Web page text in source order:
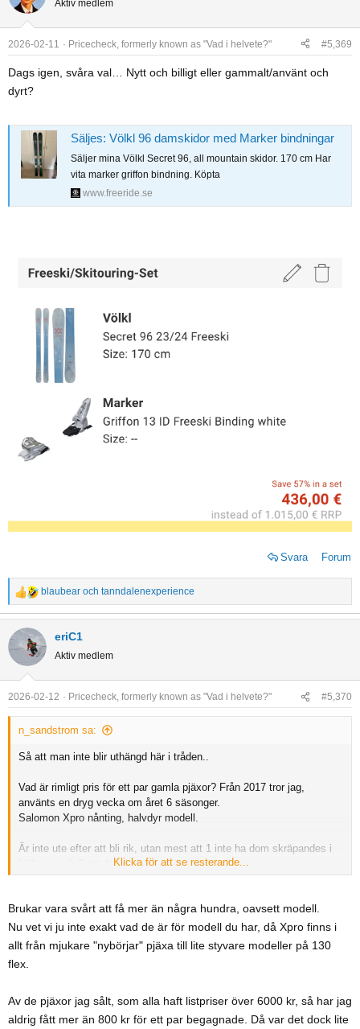
t
i
o
n
s
:
Aktiv medlem
2026-02-11 Pricecheck, formerly known as "Vad i helvete?" #5,369
Dags igen, svåra val… Nytt och billigt eller gammalt/använt och
dyrt?
Säljes: Völkl 96 damskidor med Marker bindningar
Säljer mina Völkl Secret 96, all mountain skidor. 170 cm Har
vita marker griffon bindning. Köpta
www.freeride.se
Svara Forum
R
e
a
c
t
i
o
n
blaubear och tanndalenexperience
eriC1
Aktiv medlem
2026-02-12 Pricecheck, formerly known as "Vad i helvete?" #5,370
n_sandstrom sa:
Så att man inte blir uthängd här i tråden..
Vad är rimligt pris för ett par gamla pjäxor? Från 2017 tror jag,
använts en dryg vecka om året 6 säsonger.
Salomon Xpro nånting, halvdyr modell.
Är inte ute efter att bli rik, utan mest att 1 inte ha dom skräpandes i
källaren och 2 att dom helst forsätter användas
Klicka för att se resterande...
Brukar vara svårt att få mer än några hundra, oavsett modell.
Nu vet vi ju inte exakt vad de är för modell du har, då Xpro finns i
allt från mjukare "nybörjar" pjäxa till lite styvare modeller på 130
flex.
Av de pjäxor jag sålt, som alla haft listpriser över 6000 kr, så har jag
aldrig fått mer än 800 kr för ett par begagnade. Då var det dock lite